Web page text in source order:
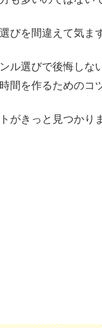
びを間違えて気ま
ル選びで後悔しな
間を作るためのコ
がきっと見つかり